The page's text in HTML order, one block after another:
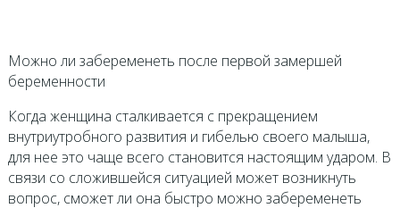
Можно ли забеременеть после первой замершей
беременности
Когда женщина сталкивается с прекращением
внутриутробного развития и гибелью своего малыша,
для нее это чаще всего становится настоящим ударом. В
связи со сложившейся ситуацией может возникнуть
вопрос, сможет ли она быстро можно забеременеть